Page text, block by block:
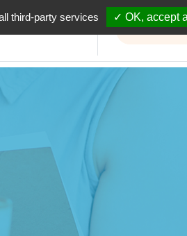
third-party services ✓ OK, accept